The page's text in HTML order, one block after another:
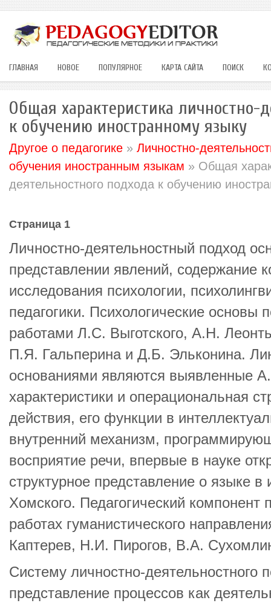
ГЛАВНАЯ НОВОЕ ПОПУЛЯРНОЕ КАРТА САЙТА ПОИСК
Общая характеристика личностно-
к обучению иностранному языку
Другое о педагогике » Личностно-
обучения иностранным языкам » Общая
деятельностного подхода к обучению
Страница 1
Личностно-деятельностный подход
представлении явлений, содержание
исследования психологии,
педагогики. Психологические основы
работами Л.С. Выготского, А.Н.
П.Я. Гальперина и Д.Б. Эльконина.
основаниями являются выявленные
характеристики и операциональная
действия, его функции в
внутренний механизм,
восприятие речи, впервые в науке
структурное представление о языке
Хомского. Педагогический компонент
работах гуманистического
Каптерев, Н.И. Пирогов, В.А.
Систему личностно-деятельностного
представление процессов как